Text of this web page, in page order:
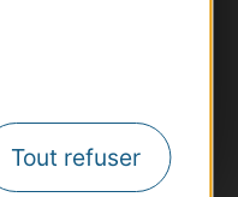
Tout refuser